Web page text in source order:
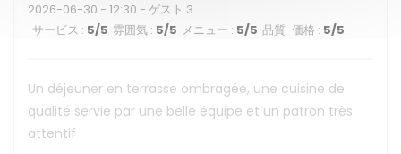
2026-06-30 - 12:30 - ゲスト 3
サービス : 5/5 雰囲気 : 5/5 メニュー : 5/5 品質-価格 : 5/5
Un déjeuner en terrasse ombragée, une cuisine de
qualité servie par une belle équipe et un patron très
attentif